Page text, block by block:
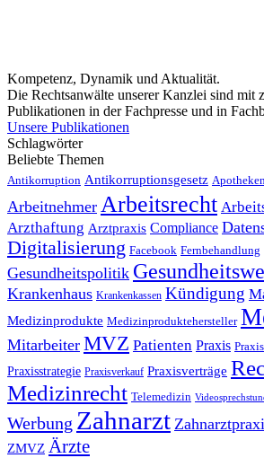
Kompetenz, Dynamik und Aktualität.
Die Rechtsanwälte unserer Kanzlei sind mit
Publikationen in der Fachpresse und in
Unsere Publikationen
Schlagwörter
Beliebte Themen
Antikorruption Antikorruptionsgesetz
Arbeitnehmer Arbeitsrecht
Arzthaftung Arztpraxis Compliance
Digitalisierung Facebook Fernbehandlung
Gesundheitspolitik
Krankenhaus Krankenkassen Kündigung
Medizinprodukte Medizinproduktehersteller
Mitarbeiter MVZ Patienten Praxis
Praxisstrategie Praxisverkauf Praxisverträge
Medizinrecht Telemedizin
Werbung Zahnarzt
ZMVZ Ärzte